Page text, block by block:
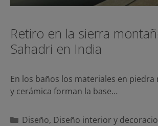
Retiro en la sierra
Sahadri en India
En los baños los materiales en
y cerámica forman la base…
Categorías
Diseño, Diseño interior y